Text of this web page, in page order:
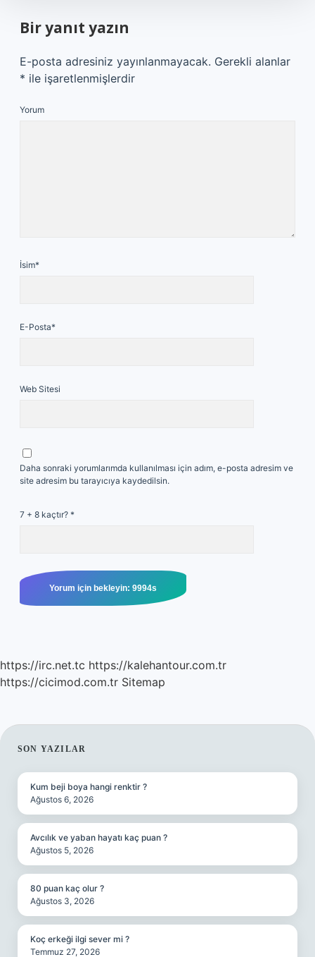
Bir yanıt yazın
E-posta adresiniz yayınlanmayacak. Gerekli alanlar
* ile işaretlenmişlerdir
Yorum
İsim*
E-Posta*
Web Sitesi
Daha sonraki yorumlarımda kullanılması için adım, e-posta adresim ve
site adresim bu tarayıcıya kaydedilsin.
7 + 8 kaçtır? *
https://irc.net.tc https://kalehantour.com.tr
https://cicimod.com.tr Sitemap
SIDEBAR
SON YAZILAR
Kum beji boya hangi renktir ?
Ağustos 6, 2026
Avcılık ve yaban hayatı kaç puan ?
Ağustos 5, 2026
80 puan kaç olur ?
Ağustos 3, 2026
Koç erkeği ilgi sever mi ?
Temmuz 27, 2026